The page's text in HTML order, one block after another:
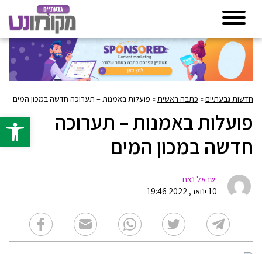
פתח
חדשות גבעתיים» כתבה ראשית » פועלות באמנות – תערוכה חדשה במכון המים
פועלות באמנות – תערוכה
חדשה במכון המים
ישראל נצח
10 ינואר, 2022 19:46